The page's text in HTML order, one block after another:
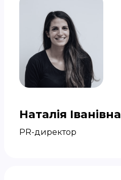
Наталія Іванівна
PR-директор